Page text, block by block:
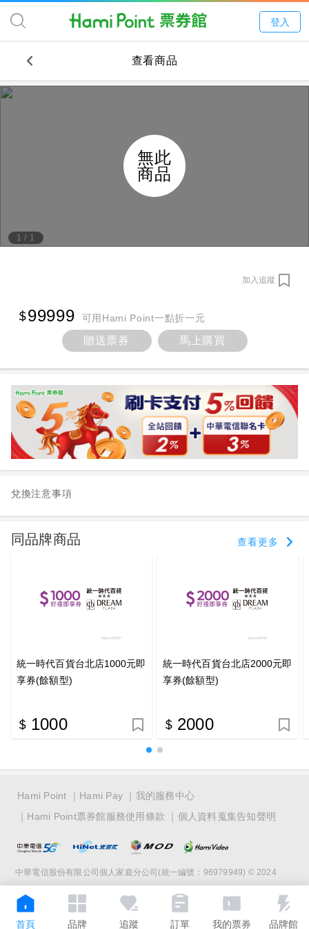
登入
首頁 品牌 追蹤 訂單 我的票券 品牌館
查看商品
1 / 1
無此
商品
加入追蹤
99999 可用Hami Point一點折一元
贈送票券 馬上購買
兌換注意事項
同品牌商品 查看更多
統一時代百貨台北店1000元即
享券(餘額型)
1000
統一時代百貨台北店2000元即
享券(餘額型)
2000
Hami Point Hami Pay
我的服務中心
Hami Point票券館服務使用條款
個人資料蒐集告知聲明
中華電信股份有限公司個人家庭分公司(統一編號：96979949) © 2024